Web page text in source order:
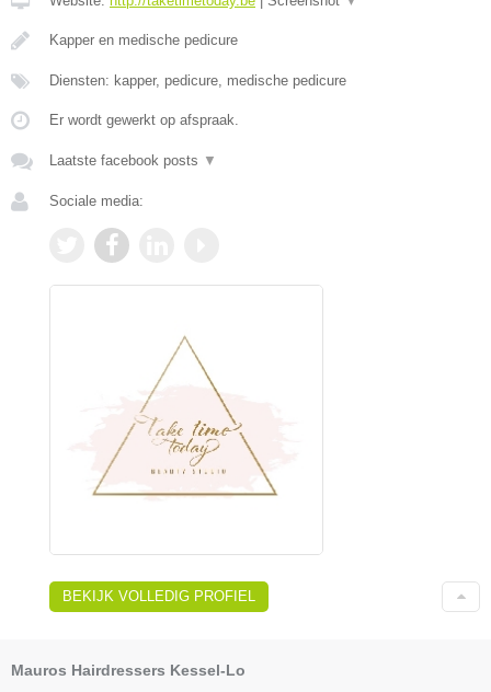
Kapper en medische pedicure
Diensten: kapper, pedicure, medische pedicure
Er wordt gewerkt op afspraak.
Laatste facebook posts ▼
Sociale media:
BEKIJK VOLLEDIG PROFIEL
Mauros Hairdressers Kessel-Lo